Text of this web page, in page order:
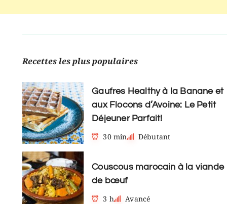
Recettes les plus populaires
Gaufres Healthy à la Banane et
aux Flocons d’Avoine: Le Petit
Déjeuner Parfait!
30 min
Débutant
Couscous marocain à la viande
de bœuf
3 h
Avancé